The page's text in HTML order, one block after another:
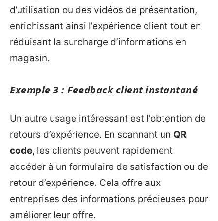
d’utilisation ou des vidéos de présentation,
enrichissant ainsi l’expérience client tout en
réduisant la surcharge d’informations en
magasin.
Exemple 3 : Feedback client instantané
Un autre usage intéressant est l’obtention de
retours d’expérience. En scannant un QR
code, les clients peuvent rapidement
accéder à un formulaire de satisfaction ou de
retour d’expérience. Cela offre aux
entreprises des informations précieuses pour
améliorer leur offre.